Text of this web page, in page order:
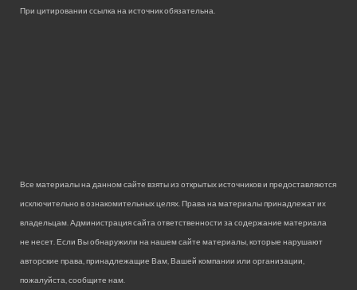
При цитировании ссылка на источник обязательна.
Все материалы на данном сайте взяты из открытых источников и предоставляются
исключительно в ознакомительных целях. Права на материалы принадлежат их
владельцам. Администрация сайта ответственности за содержание материала
не несет. Если Вы обнаружили на нашем сайте материалы, которые нарушают
авторские права, принадлежащие Вам, Вашей компании или организации,
пожалуйста, сообщите нам.